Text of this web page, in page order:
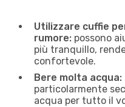
Utilizzare cuffie
rumore: possono
più tranquillo,
confortevole.
Bere molta acqua:
particolarmente
acqua per tutto il